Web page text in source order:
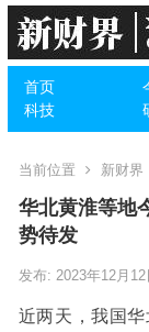
首页
科技
当前位置 新财界
华北黄淮等地
势待发
发布: 2023年12月12
近两天，我国